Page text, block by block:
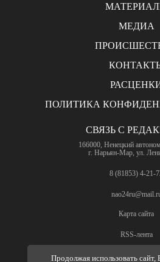
Продолжая использовать сайт,
МЕДИА
ПОЛИТИКА
СВЯЗЬ С
166000, Ненецкий
г. Нарьян-Мар, ул.
8 (81853) 4-21-
Карта сайта
RSS-лента
ПО ВОПРОСАМ